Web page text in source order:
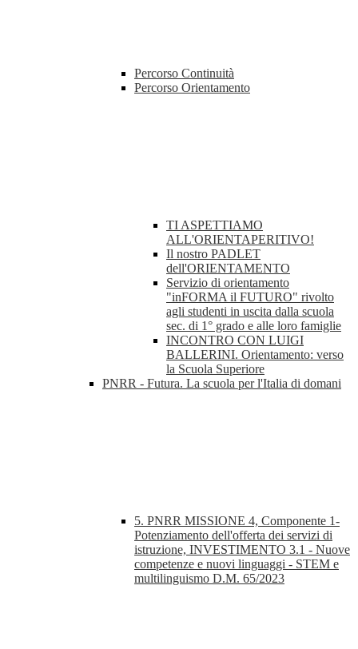
Percorso Continuità
Percorso Orientamento
TI ASPETTIAMO
ALL'ORIENTAPERITIVO!
Il nostro PADLET
dell'ORIENTAMENTO
Servizio di orientamento
"inFORMA il FUTURO" rivolto
agli studenti in uscita dalla scuola
sec. di 1° grado e alle loro famiglie
INCONTRO CON LUIGI
BALLERINI. Orientamento: verso
la Scuola Superiore
PNRR - Futura. La scuola per l'Italia di domani
5. PNRR MISSIONE 4, Componente 1-
Potenziamento dell'offerta dei servizi di
istruzione, INVESTIMENTO 3.1 - Nuove
competenze e nuovi linguaggi - STEM e
multilinguismo D.M. 65/2023